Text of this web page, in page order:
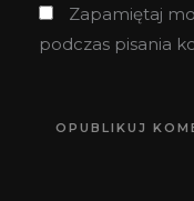
Zapamiętaj
podczas pisania